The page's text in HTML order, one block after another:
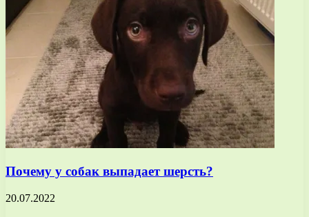
Почему у собак выпадает шерсть?
20.07.2022